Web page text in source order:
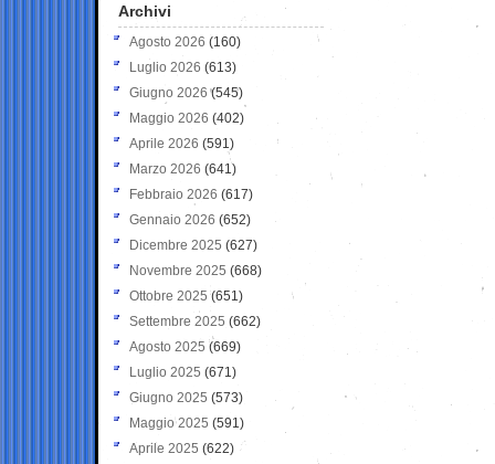
Archivi
Agosto 2026 (160)
Luglio 2026 (613)
Giugno 2026 (545)
Maggio 2026 (402)
Aprile 2026 (591)
Marzo 2026 (641)
Febbraio 2026 (617)
Gennaio 2026 (652)
Dicembre 2025 (627)
Novembre 2025 (668)
Ottobre 2025 (651)
Settembre 2025 (662)
Agosto 2025 (669)
Luglio 2025 (671)
Giugno 2025 (573)
Maggio 2025 (591)
Aprile 2025 (622)